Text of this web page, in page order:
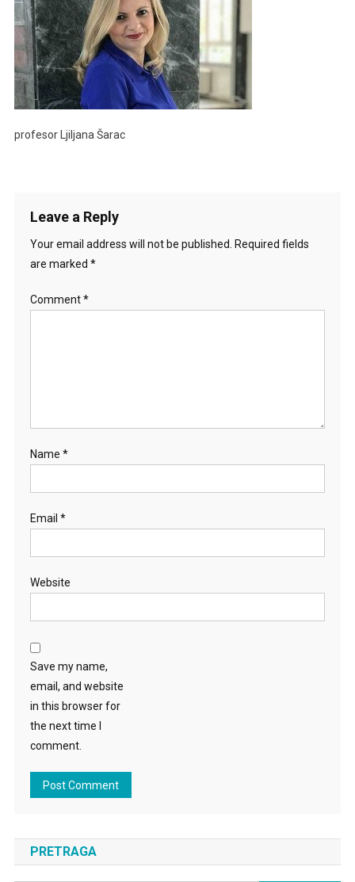
profesor Ljiljana Šarac
Leave a Reply
Your email address will not be published.
Required fields
are marked *
Comment*
Name *
Email *
Website
Save my name,
email, and website
in this browser for
the next time I
comment.
PRETRAGA